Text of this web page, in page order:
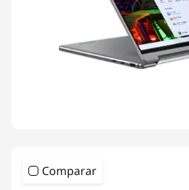
Comparar